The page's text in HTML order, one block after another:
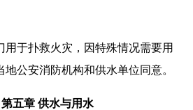
用于扑救火灾，因特殊情况需要用
公安消防机构和供水单位同意。
第五章 供水与用水